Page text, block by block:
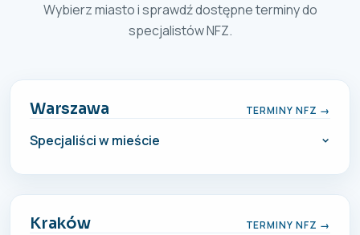
Wybierz miasto i sprawdź dostępne terminy do
specjalistów NFZ.
Warszawa TERMINY NFZ →
Specjaliści w mieście
Kraków TERMINY NFZ →